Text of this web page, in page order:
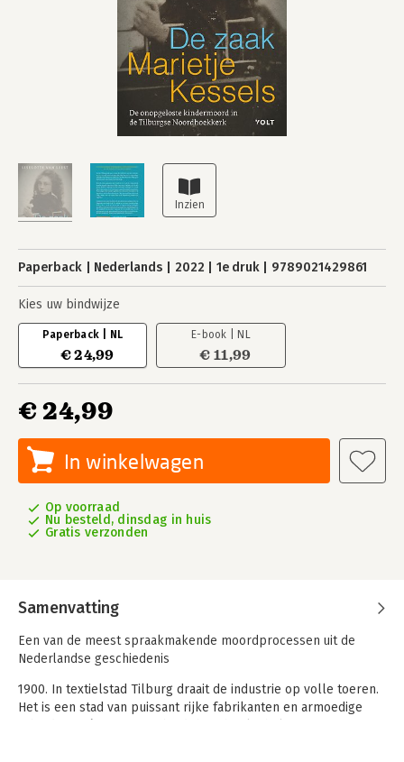
Paperback Nederlands 2022 1e druk 9789021429861
Kies uw bindwijze
Paperback | NL
€ 24,99
E-book | NL
€ 11,99
€ 24,99
In winkelwagen
Op voorraad
Nu besteld, dinsdag in huis
Gratis verzonden
Samenvatting
Een van de meest spraakmakende moordprocessen uit de
Nederlandse geschiedenis
1900. In textielstad Tilburg draait de industrie op volle toeren.
Het is een stad van puissant rijke fabrikanten en armoedige